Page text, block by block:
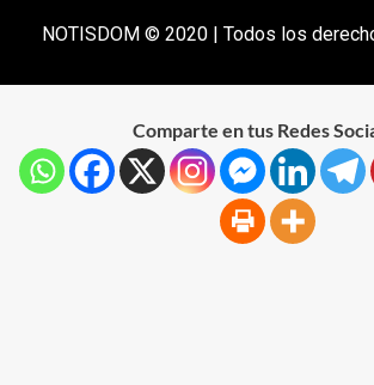
NOTISDOM © 2020 | Todos los
Comparte en tus Redes